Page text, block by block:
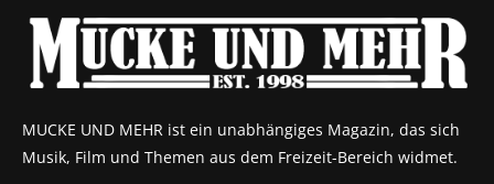
MUCKE UND MEHR ist ein unabhängiges Magazin, das sich
Musik, Film und Themen aus dem Freizeit-Bereich widmet.